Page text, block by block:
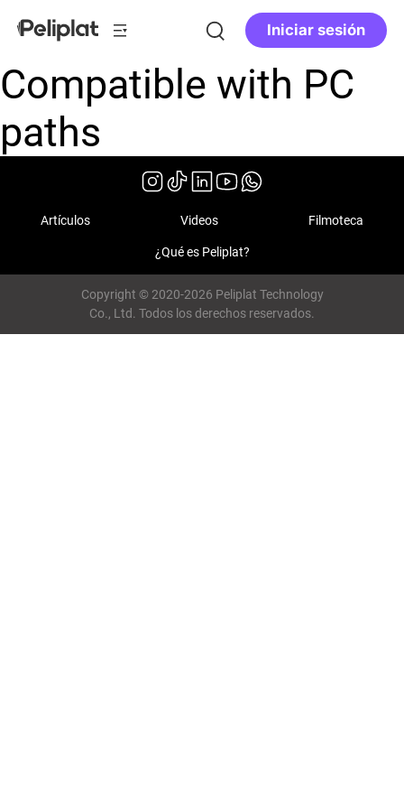
Iniciar sesión
Compatible with PC
paths
Artículos Videos Filmoteca
¿Qué es Peliplat?
Copyright © 2020-2026 Peliplat Technology
Co., Ltd. Todos los derechos reservados.